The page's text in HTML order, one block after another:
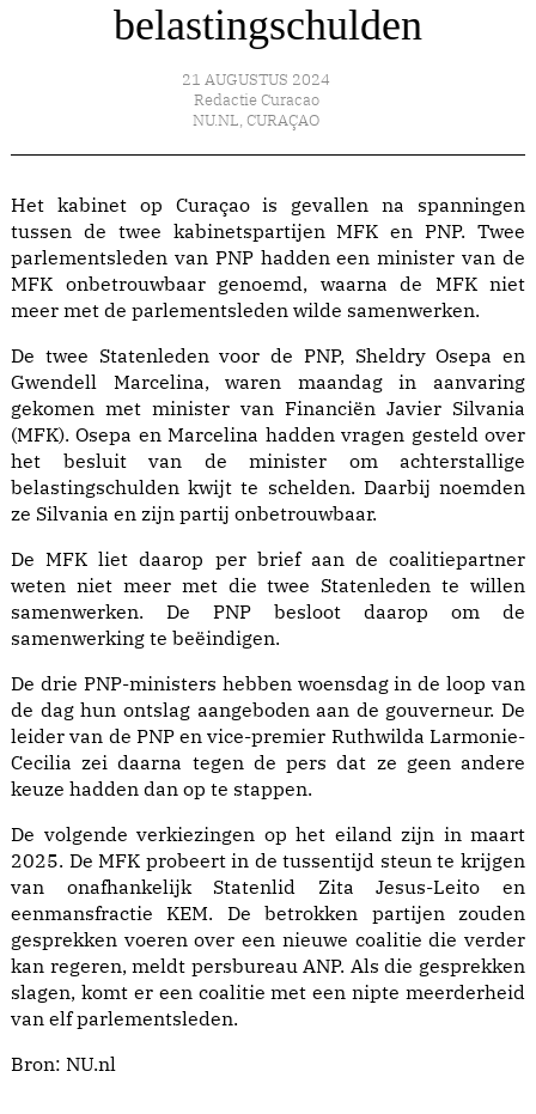
belastingschulden
21 AUGUSTUS 2024
Redactie Curacao
NU.NL, CURAÇAO
Het kabinet op Curaçao is gevallen na spanningen
tussen de twee kabinetspartijen MFK en PNP. Twee
parlementsleden van PNP hadden een minister van de
MFK onbetrouwbaar genoemd, waarna de MFK niet
meer met de parlementsleden wilde samenwerken.
De twee Statenleden voor de PNP, Sheldry Osepa en
Gwendell Marcelina, waren maandag in aanvaring
gekomen met minister van Financiën Javier Silvania
(MFK). Osepa en Marcelina hadden vragen gesteld over
het besluit van de minister om achterstallige
belastingschulden kwijt te schelden. Daarbij noemden
ze Silvania en zijn partij onbetrouwbaar.
De MFK liet daarop per brief aan de coalitiepartner
weten niet meer met die twee Statenleden te willen
samenwerken. De PNP besloot daarop om de
samenwerking te beëindigen.
De drie PNP-ministers hebben woensdag in de loop van
de dag hun ontslag aangeboden aan de gouverneur. De
leider van de PNP en vice-premier Ruthwilda Larmonie-
Cecilia zei daarna tegen de pers dat ze geen andere
keuze hadden dan op te stappen.
De volgende verkiezingen op het eiland zijn in maart
2025. De MFK probeert in de tussentijd steun te krijgen
van onafhankelijk Statenlid Zita Jesus-Leito en
eenmansfractie KEM. De betrokken partijen zouden
gesprekken voeren over een nieuwe coalitie die verder
kan regeren, meldt persbureau ANP. Als die gesprekken
slagen, komt er een coalitie met een nipte meerderheid
van elf parlementsleden.
Bron: NU.nl